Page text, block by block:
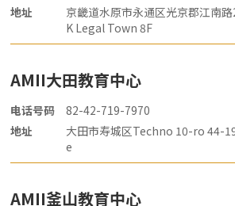
地址
京畿道水原市永通区光京郡江南
K Legal Town 8F
AMII大田教育中心
电话号码
82-42-719-7970
地址
大田市寿城区Techno 10-ro 44-
e
AMII釜山教育中心